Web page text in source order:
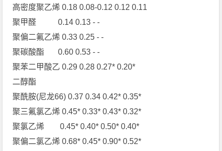
高密度聚乙烯 0.18 0.08-0.12 0.12 0.11
聚甲醛 0.14 0.13 - -
聚偏二氟乙烯 0.33 0.25 - -
聚碳酸酯 0.60 0.53 - -
聚苯二甲酸乙 0.29 0.28 0.27* 0.20*
二醇酯
聚酰胺(尼龙66) 0.37 0.34 0.42* 0.35*
聚三氟氯乙烯 0.45* 0.33* 0.43* 0.32*
聚氯乙烯 0.45* 0.40* 0.50* 0.40*
聚偏二氯乙烯 0.68* 0.45* 0.90* 0.52*